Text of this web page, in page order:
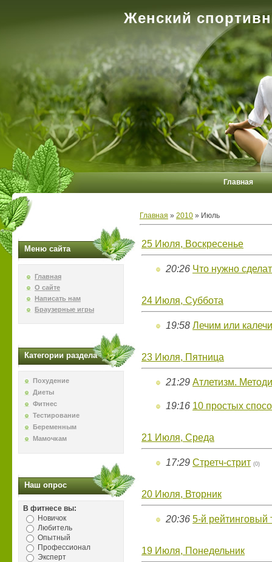
Женский
Главная
Меню сайта
Главная
О сайте
Написать нам
Браузерные игры
Категории раздела
Похудение
Диеты
Фитнес
Тестирование
Беременным
Мамочкам
Наш опрос
В фитнесе вы:
Новичок
Любитель
Опытный
Профессионал
Эксперт
Главная » 2010 » Июль
25 Июля, Воскресенье
20:26 Что нужно
24 Июля, Суббота
19:58 Лечим или
23 Июля, Пятница
21:29 Атлетизм.
19:16 10 простых
21 Июля, Среда
17:29 Стретч-стрит (0)
20 Июля, Вторник
20:36 5-й рейтинговый
19 Июля, Понедельник